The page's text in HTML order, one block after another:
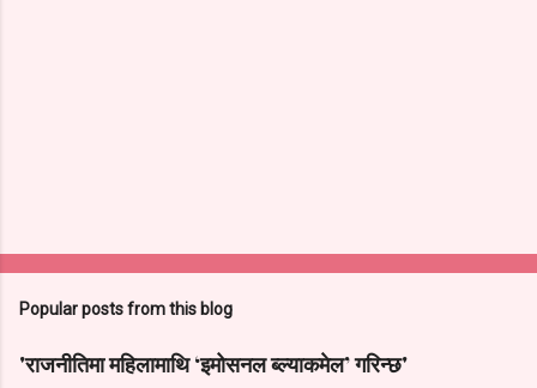
Popular posts from this blog
'राजनीतिमा महिलामाथि ‘इमोसनल ब्ल्याकमेल’ गरिन्छ'